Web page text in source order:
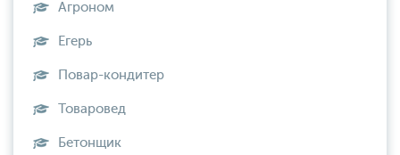
Агроном
Егерь
Повар-кондитер
Товаровед
Бетонщик